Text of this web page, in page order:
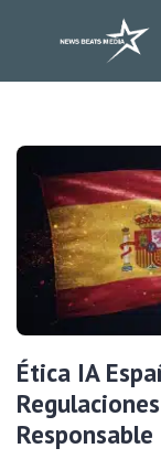
Ética IA
Responsable